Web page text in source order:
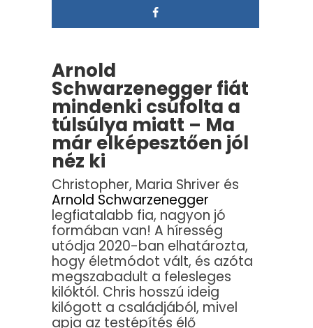
Arnold
Schwarzenegger fiát
mindenki csúfolta a
túlsúlya miatt – Ma
már elképesztően jól
néz ki
Christopher, Maria Shriver és
Arnold Schwarzenegger
legfiatalabb fia, nagyon jó
formában van! A híresség
utódja 2020-ban elhatározta,
hogy életmódot vált, és azóta
megszabadult a felesleges
kilóktól. Chris hosszú ideig
kilógott a családjából, mivel
apja az testépítés élő